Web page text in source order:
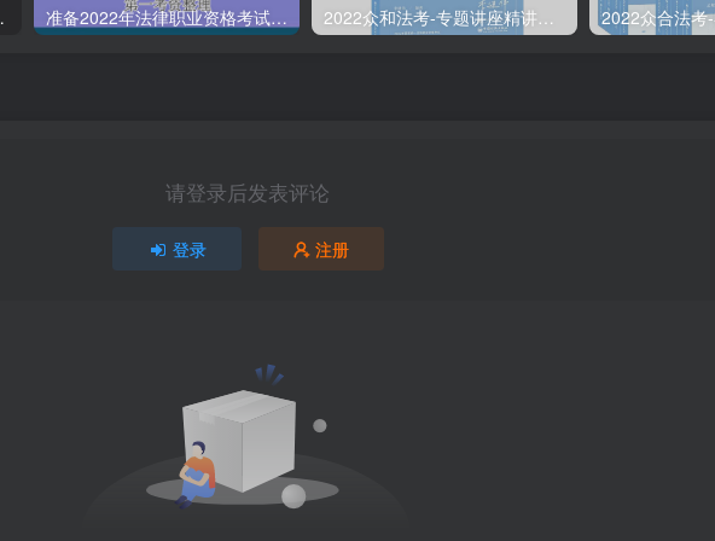
略.pdf 准备2022年法律职业资格考试的朋友们，现在开始复习，需要怎样的整体规划呢？
请登录后发表评论
登录 注册